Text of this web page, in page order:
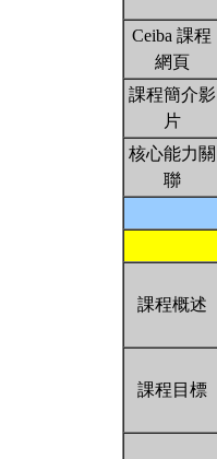
Ceiba 課程
網頁
課程簡介影
片
核心能力關
聯
課程概述
課程目標